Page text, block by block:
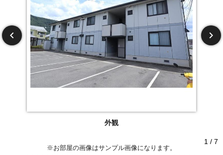
外観
1 / 7
※お部屋の画像はサンプル画像になります。